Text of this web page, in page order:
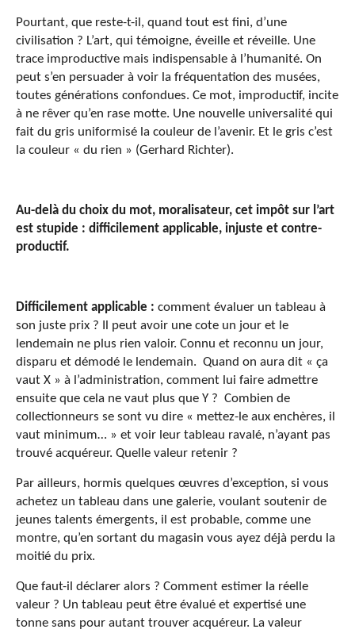
Pourtant, que reste-t-il, quand tout est fini, d’une
civilisation ? L’art, qui témoigne, éveille et réveille. Une
trace improductive mais indispensable à l’humanité. On
peut s’en persuader à voir la fréquentation des musées,
toutes générations confondues. Ce mot, improductif, incite
à ne rêver qu’en rase motte. Une nouvelle universalité qui
fait du gris uniformisé la couleur de l’avenir. Et le gris c’est
la couleur « du rien » (Gerhard Richter).
Au-delà du choix du mot, moralisateur, cet impôt sur l’art
est stupide : difficilement applicable, injuste et contre-
productif.
Difficilement applicable : comment évaluer un tableau à
son juste prix ? Il peut avoir une cote un jour et le
lendemain ne plus rien valoir. Connu et reconnu un jour,
disparu et démodé le lendemain. Quand on aura dit « ça
vaut X » à l’administration, comment lui faire admettre
ensuite que cela ne vaut plus que Y ? Combien de
collectionneurs se sont vu dire « mettez-le aux enchères, il
vaut minimum… » et voir leur tableau ravalé, n’ayant pas
trouvé acquéreur. Quelle valeur retenir ?
Par ailleurs, hormis quelques œuvres d’exception, si vous
achetez un tableau dans une galerie, voulant soutenir de
jeunes talents émergents, il est probable, comme une
montre, qu’en sortant du magasin vous ayez déjà perdu la
moitié du prix.
Que faut-il déclarer alors ? Comment estimer la réelle
valeur ? Un tableau peut être évalué et expertisé une
tonne sans pour autant trouver acquéreur. La valeur